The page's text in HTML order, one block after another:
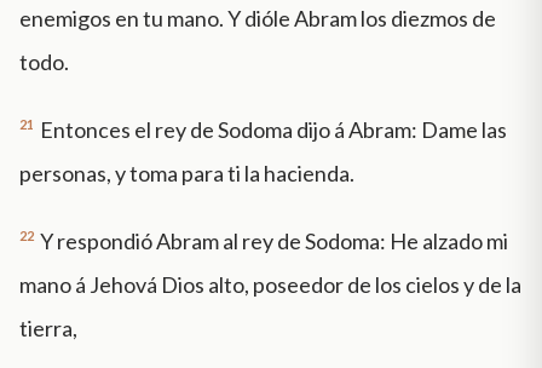
enemigos en tu mano. Y dióle Abram los diezmos de
todo.
21
Entonces el rey de Sodoma dijo á Abram: Dame las
personas, y toma para ti la hacienda.
22 Y respondió Abram al rey de Sodoma: He alzado mi
mano á Jehová Dios alto, poseedor de los cielos y de la
tierra,